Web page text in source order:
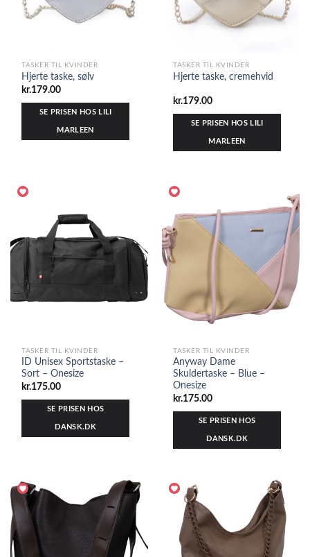
TASKER TIL KVINDER
Hjerte taske, sølv
kr.179.00
SE PRISEN HOS LILI
MARLEEN
TASKER TIL KVINDER
Hjerte taske, cremehvid
kr.179.00
SE PRISEN HOS LILI
MARLEEN
TASKER TIL KVINDER
ID Unisex Sportstaske –
Sort – Onesize
kr.175.00
SE PRISEN HOS
DANSK.DK
TASKER TIL KVINDER
Anyway Dame
Skuldertaske – Blue –
Onesize
kr.175.00
SE PRISEN HOS
DANSK.DK